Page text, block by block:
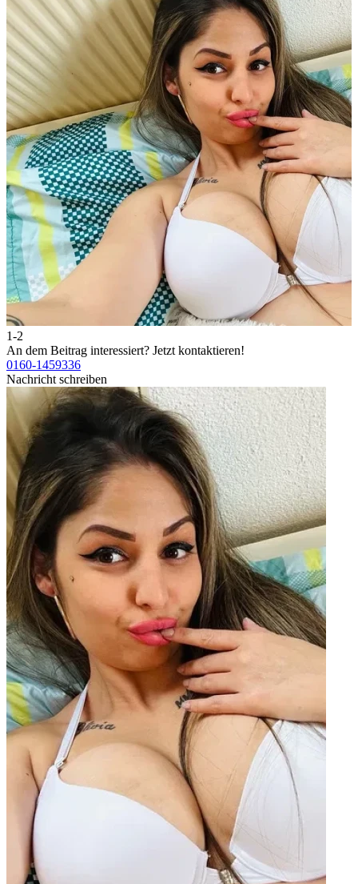
1-2
An dem Beitrag interessiert? Jetzt kontaktieren!
0160-1459336
Nachricht schreiben